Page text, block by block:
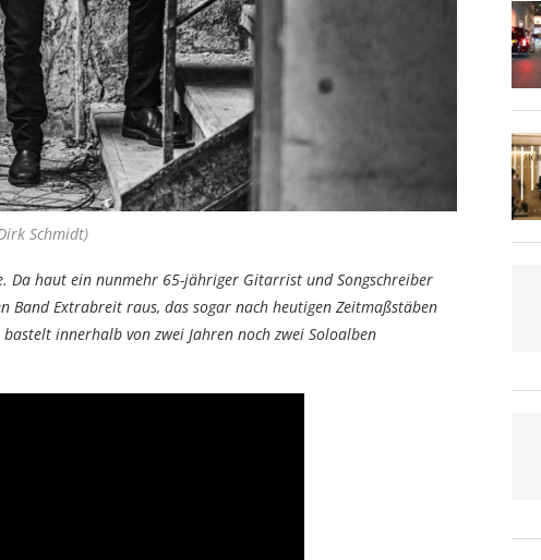
Schmidt)
Da haut ein nunmehr 65-jähriger Gitarrist und Songschreiber
Extrabreit raus, das sogar nach heutigen Zeitmaßstäben
innerhalb von zwei Jahren noch zwei Soloalben